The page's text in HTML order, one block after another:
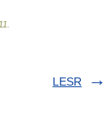
LESR